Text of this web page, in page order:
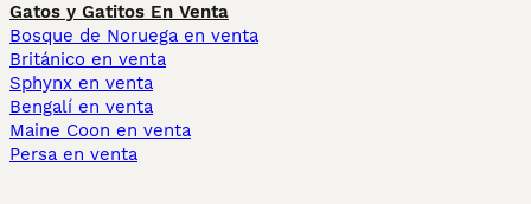
Gatos y Gatitos En Venta
Bosque de Noruega en venta
Británico en venta
Sphynx en venta
Bengalí en venta
Maine Coon en venta
Persa en venta